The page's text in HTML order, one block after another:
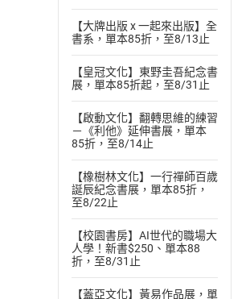
【大牌出版 x 一起來出版】全
書系，單本85折，至8/13止
【皇冠文化】東野圭吾紀念書
展，單本85折起，至8/31止
【啟動文化】翻轉思維的練習
－《利他》延伸書展，單本
85折，至8/14止
【橡樹林文化】一行禪師百歲
誕辰紀念書展，單本85折，
至8/22止
【校園書房】AI世代的職場大
人學！新書$250、單本88
折，至8/31止
【蓋亞文化】黃易作品展，單